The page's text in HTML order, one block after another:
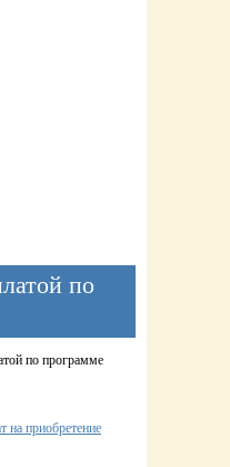
по
по программе
на приобретение